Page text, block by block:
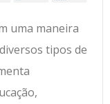
uma maneira
tipos de